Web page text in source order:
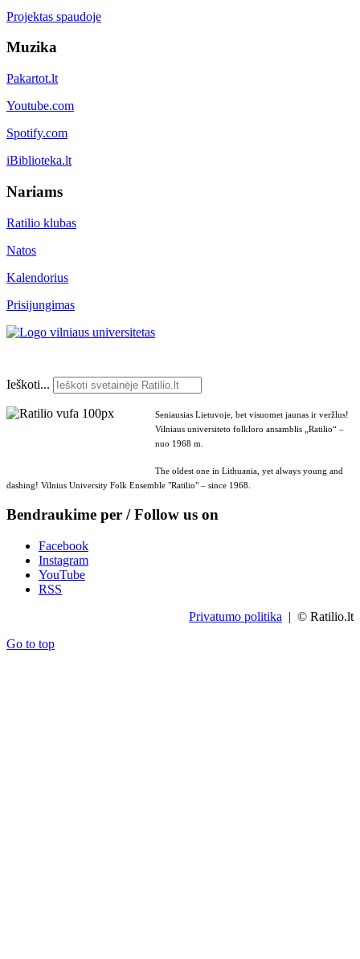
Projektas spaudoje
Muzika
Pakartot.lt
Youtube.com
Spotify.com
iBiblioteka.lt
Nariams
Ratilio klubas
Natos
Kalendorius
Prisijungimas
Ieškoti...
Seniausias Lietuvoje, bet visuomet jaunas ir veržlus!
Vilniaus universiteto folkloro ansamblis „Ratilio“ –
nuo 1968 m.
The oldest one in Lithuania, yet always young and
dashing! Vilnius University Folk Ensemble "Ratilio" – since 1968.
Bendraukime per / Follow us on
Facebook
Instagram
YouTube
RSS
Privatumo politika | © Ratilio.lt
Go to top